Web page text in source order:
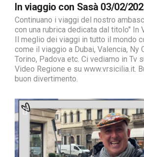
In viaggio con Sasà 03/02/
Continuano i viaggi del nostro
con una rubrica dedicata dal titolo" In
Il meglio dei viaggi in tutto il mondo
come il viaggio a Dubai, Valencia, Ny
Torino, Padova etc. Ci vediamo in Tv
Video Regione e su www.vrsicilia.it.
buon divertimento.